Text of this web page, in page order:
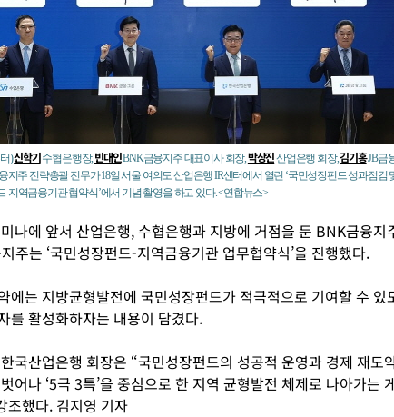
)신학기수협은행장, 빈대인BNK금융지주 대표이사 회장,박상진산업은행 회장,김기홍JB금
지주 전략총괄 전무가 18일 서울 여의도 산업은행 IR센터에서 열린 ‘국민성장펀드 성과점검
-지역금융기관 협약식’에서 기념 촬영을 하고 있다. <연합뉴스>
나에 앞서 산업은행, 수협은행과 지방에 거점을 둔 BNK금융지
주는 ‘국민성장펀드-지역금융기관 업무협약식’을 진행했다.
에는 지방균형발전에 국민성장펀드가 적극적으로 기여할 수 있
를 활성화하자는 내용이 담겼다.
한국산업은행 회장은 “국민성장펀드의 성공적 운영과 경제 재도
어나 ‘5극 3특’을 중심으로 한 지역 균형발전 체제로 나아가는
조했다. 김지영 기자